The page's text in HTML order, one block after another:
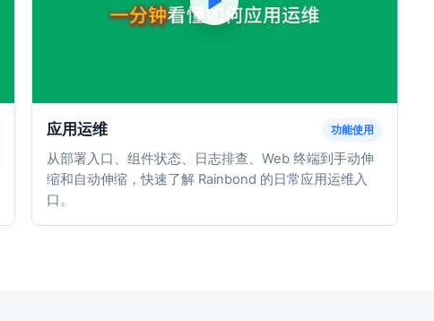
应用运维 功能使用
从部署入口、组件状态、日志排查、Web 终端到手动伸
缩和自动伸缩，快速了解 Rainbond 的日常应用运维入
口。